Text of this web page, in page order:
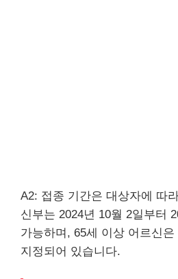
A2: 접종 기간은 대상자에 따
신부는 2024년 10월 2일부터
가능하며, 65세 이상 어르신
지정되어 있습니다.